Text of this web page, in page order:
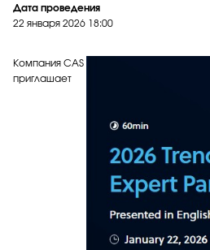
Дата проведения
22 января 2026 18:00
Компания CAS
приглашает